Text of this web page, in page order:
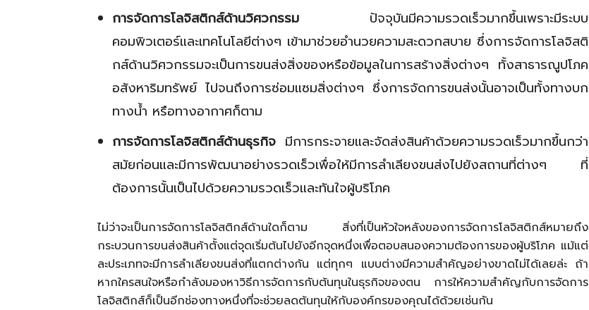
การจัดการโลจิสติกส์ด้านวิศวกรรม ปัจจุบันมีความรวดเร็วมากขึ้นเพราะมีระบบ
คอมพิวเตอร์และเทคโนโลยีต่างๆ เข้ามาช่วยอำนวยความสะดวกสบาย ซึ่งการจัดการโลจิสติ
กส์ด้านวิศวกรรมจะเป็นการขนส่งสิ่งของหรือข้อมูลในการสร้างสิ่งต่างๆ ทั้งสาธารณูปโภค
อสังหาริมทรัพย์ ไปจนถึงการซ่อมแซมสิ่งต่างๆ ซึ่งการจัดการขนส่งนั้นอาจเป็นทั้งทางบก
ทางน้ำ หรือทางอากาศก็ตาม
การจัดการโลจิสติกส์ด้านธุรกิจ มีการกระจายและจัดส่งสินค้าด้วยความรวดเร็วมากขึ้นกว่า
สมัยก่อนและมีการพัฒนาอย่างรวดเร็วเพื่อให้มีการลำเลียงขนส่งไปยังสถานที่ต่างๆ ที่
ต้องการนั้นเป็นไปด้วยความรวดเร็วและทันใจผู้บริโภค
ไม่ว่าจะเป็นการจัดการโลจิสติกส์ด้านใดก็ตาม สิ่งที่เป็นหัวใจหลังของการจัดการโลจิสติกส์หมายถึง
กระบวนการขนส่งสินค้าตั้งแต่จุดเริ่มต้นไปยังอีกจุดหนึ่งเพื่อตอบสนองความต้องการของผู้บริโภค แม้แต่
ละประเภทจะมีการลำเลียงขนส่งที่แตกต่างกัน แต่ทุกๆ แบบต่างมีความสำคัญอย่างขาดไม่ได้เลยล่ะ ถ้า
หากใครสนใจหรือกำลังมองหาวิธีการจัดการกับต้นทุนในธุรกิจของตน การให้ความสำคัญกับการจัดการ
โลจิสติกส์ก็เป็นอีกช่องทางหนึ่งที่จะช่วยลดต้นทุนให้กับองค์กรของคุณได้ด้วยเช่นกัน